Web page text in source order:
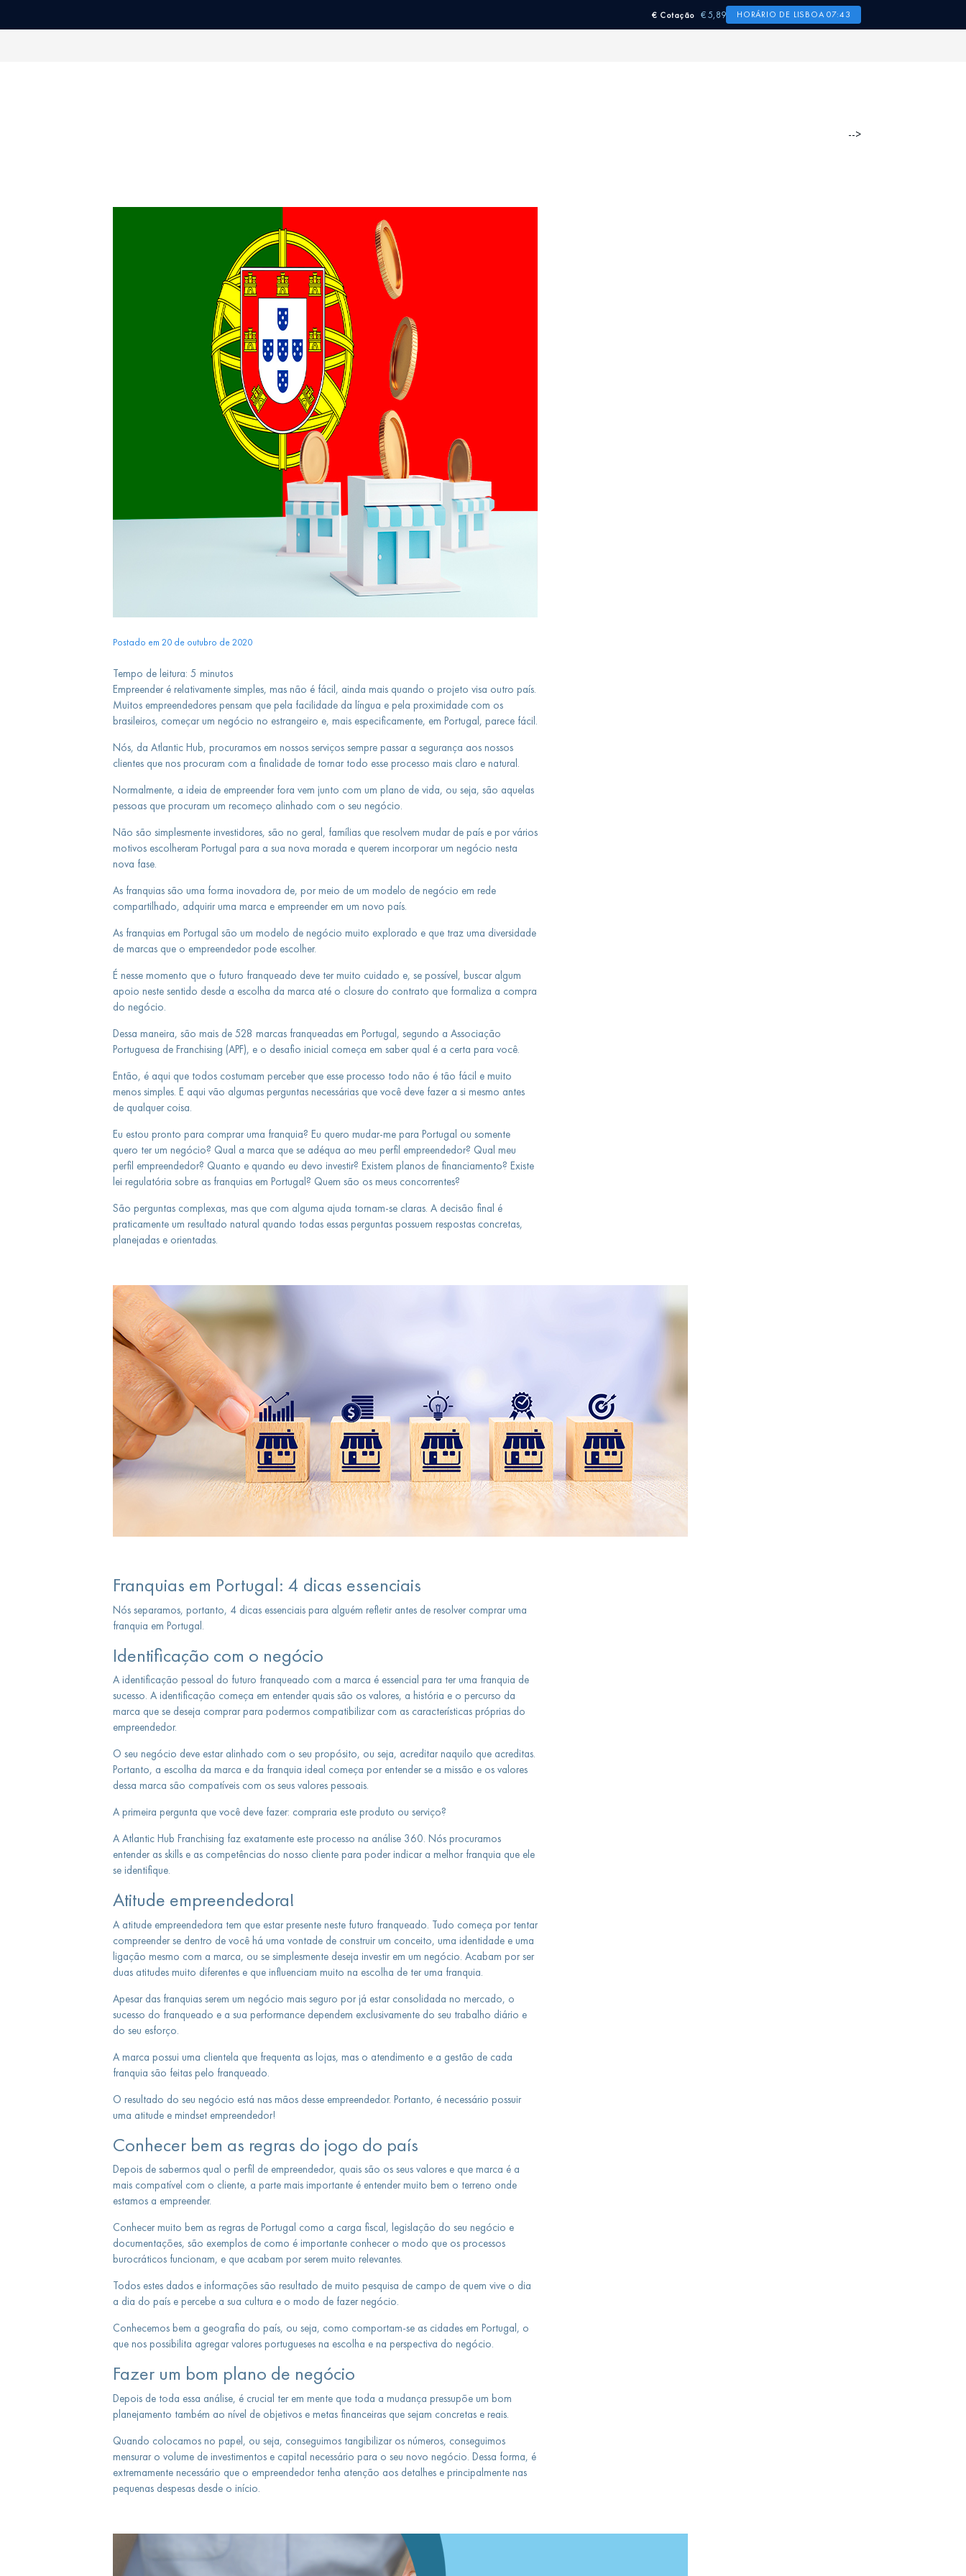
€ Cotação € 5,89 HORÁRIO DE LISBOA 07:43
Postado em 20 de outubro de 2020
Tempo de leitura: 5 minutos
Empreender é relativamente simples, mas não é fácil, ainda mais quando o projeto visa outro país.
Muitos empreendedores pensam que pela facilidade da língua e pela proximidade com os
brasileiros, começar um negócio no estrangeiro e, mais especificamente, em Portugal, parece fácil.
Nós, da Atlantic Hub, procuramos em nossos serviços sempre passar a segurança aos nossos
clientes que nos procuram com a finalidade de tornar todo esse processo mais claro e natural.
Normalmente, a ideia de empreender fora vem junto com um plano de vida, ou seja, são aquelas
pessoas que procuram um recomeço alinhado com o seu negócio.
Não são simplesmente investidores, são no geral, famílias que resolvem mudar de país e por vários
motivos escolheram Portugal para a sua nova morada e querem incorporar um negócio nesta
nova fase.
As franquias são uma forma inovadora de, por meio de um modelo de negócio em rede
compartilhado, adquirir uma marca e empreender em um novo país.
As franquias em Portugal são um modelo de negócio muito explorado e que traz uma diversidade
de marcas que o empreendedor pode escolher.
É nesse momento que o futuro franqueado deve ter muito cuidado e, se possível, buscar algum
apoio neste sentido desde a escolha da marca até o closure do contrato que formaliza a compra
do negócio.
Dessa maneira, são mais de 528 marcas franqueadas em Portugal, segundo a Associação
Portuguesa de Franchising (APF), e o desafio inicial começa em saber qual é a certa para você.
Então, é aqui que todos costumam perceber que esse processo todo não é tão fácil e muito
menos simples. E aqui vão algumas perguntas necessárias que você deve fazer a si mesmo antes
de qualquer coisa.
Eu estou pronto para comprar uma franquia? Eu quero mudar-me para Portugal ou somente
quero ter um negócio? Qual a marca que se adéqua ao meu perfil empreendedor? Qual meu
perfil empreendedor? Quanto e quando eu devo investir? Existem planos de financiamento? Existe
lei regulatória sobre as franquias em Portugal? Quem são os meus concorrentes?
São perguntas complexas, mas que com alguma ajuda tornam-se claras. A decisão final é
praticamente um resultado natural quando todas essas perguntas possuem respostas concretas,
planejadas e orientadas.
Franquias em Portugal: 4 dicas essenciais
Nós separamos, portanto, 4 dicas essenciais para alguém refletir antes de resolver comprar uma
franquia em Portugal.
Identificação com o negócio
A identificação pessoal do futuro franqueado com a marca é essencial para ter uma franquia de
sucesso. A identificação começa em entender quais são os valores, a história e o percurso da
marca que se deseja comprar para podermos compatibilizar com as características próprias do
empreendedor.
O seu negócio deve estar alinhado com o seu propósito, ou seja, acreditar naquilo que acreditas.
Portanto, a escolha da marca e da franquia ideal começa por entender se a missão e os valores
dessa marca são compatíveis com os seus valores pessoais.
A primeira pergunta que você deve fazer: compraria este produto ou serviço?
A Atlantic Hub Franchising faz exatamente este processo na análise 360. Nós procuramos
entender as skills e as competências do nosso cliente para poder indicar a melhor franquia que ele
se identifique.
Atitude empreendedora!
A atitude empreendedora tem que estar presente neste futuro franqueado. Tudo começa por tentar
compreender se dentro de você há uma vontade de construir um conceito, uma identidade e uma
ligação mesmo com a marca, ou se simplesmente deseja investir em um negócio. Acabam por ser
duas atitudes muito diferentes e que influenciam muito na escolha de ter uma franquia.
Apesar das franquias serem um negócio mais seguro por já estar consolidada no mercado, o
sucesso do franqueado e a sua performance dependem exclusivamente do seu trabalho diário e
do seu esforço.
A marca possui uma clientela que frequenta as lojas, mas o atendimento e a gestão de cada
franquia são feitas pelo franqueado.
O resultado do seu negócio está nas mãos desse empreendedor. Portanto, é necessário possuir
uma atitude e mindset empreendedor!
Conhecer bem as regras do jogo do país
Depois de sabermos qual o perfil de empreendedor, quais são os seus valores e que marca é a
mais compatível com o cliente, a parte mais importante é entender muito bem o terreno onde
estamos a empreender.
Conhecer muito bem as regras de Portugal como a carga fiscal, legislação do seu negócio e
documentações, são exemplos de como é importante conhecer o modo que os processos
burocráticos funcionam, e que acabam por serem muito relevantes.
Todos estes dados e informações são resultado de muito pesquisa de campo de quem vive o dia
a dia do país e percebe a sua cultura e o modo de fazer negócio.
Conhecemos bem a geografia do país, ou seja, como comportam-se as cidades em Portugal, o
que nos possibilita agregar valores portugueses na escolha e na perspectiva do negócio.
Fazer um bom plano de negócio
Depois de toda essa análise, é crucial ter em mente que toda a mudança pressupõe um bom
planejamento também ao nível de objetivos e metas financeiras que sejam concretas e reais.
Quando colocamos no papel, ou seja, conseguimos tangibilizar os números, conseguimos
mensurar o volume de investimentos e capital necessário para o seu novo negócio. Dessa forma, é
extremamente necessário que o empreendedor tenha atenção aos detalhes e principalmente nas
pequenas despesas desde o início.
-->